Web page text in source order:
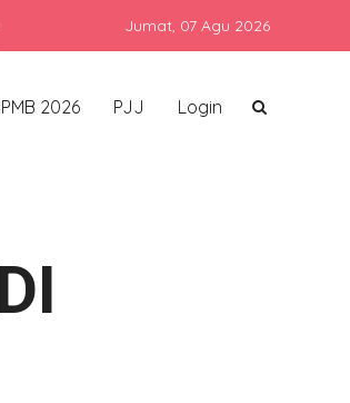
dan siap bersaing di era global dengan
Jumat, 07 Agu 2026
2026 PJJ Login